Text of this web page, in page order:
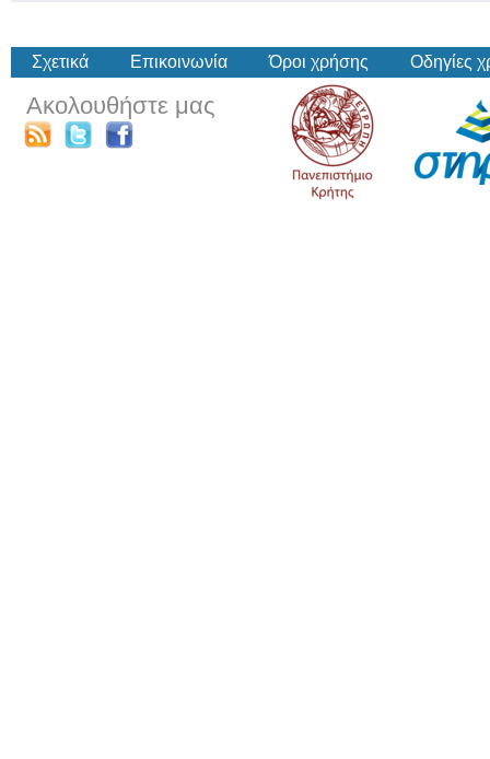
Σχετικά Επικοινωνία Όροι χρήσης Οδηγίες
Ακολουθήστε μας